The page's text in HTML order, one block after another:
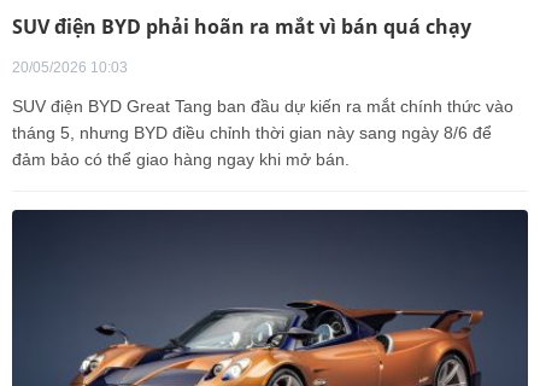
SUV điện BYD phải hoãn ra mắt vì bán quá chạy
20/05/2026 10:03
SUV điện BYD Great Tang ban đầu dự kiến ra mắt chính thức vào
tháng 5, nhưng BYD điều chỉnh thời gian này sang ngày 8/6 để
đảm bảo có thể giao hàng ngay khi mở bán.